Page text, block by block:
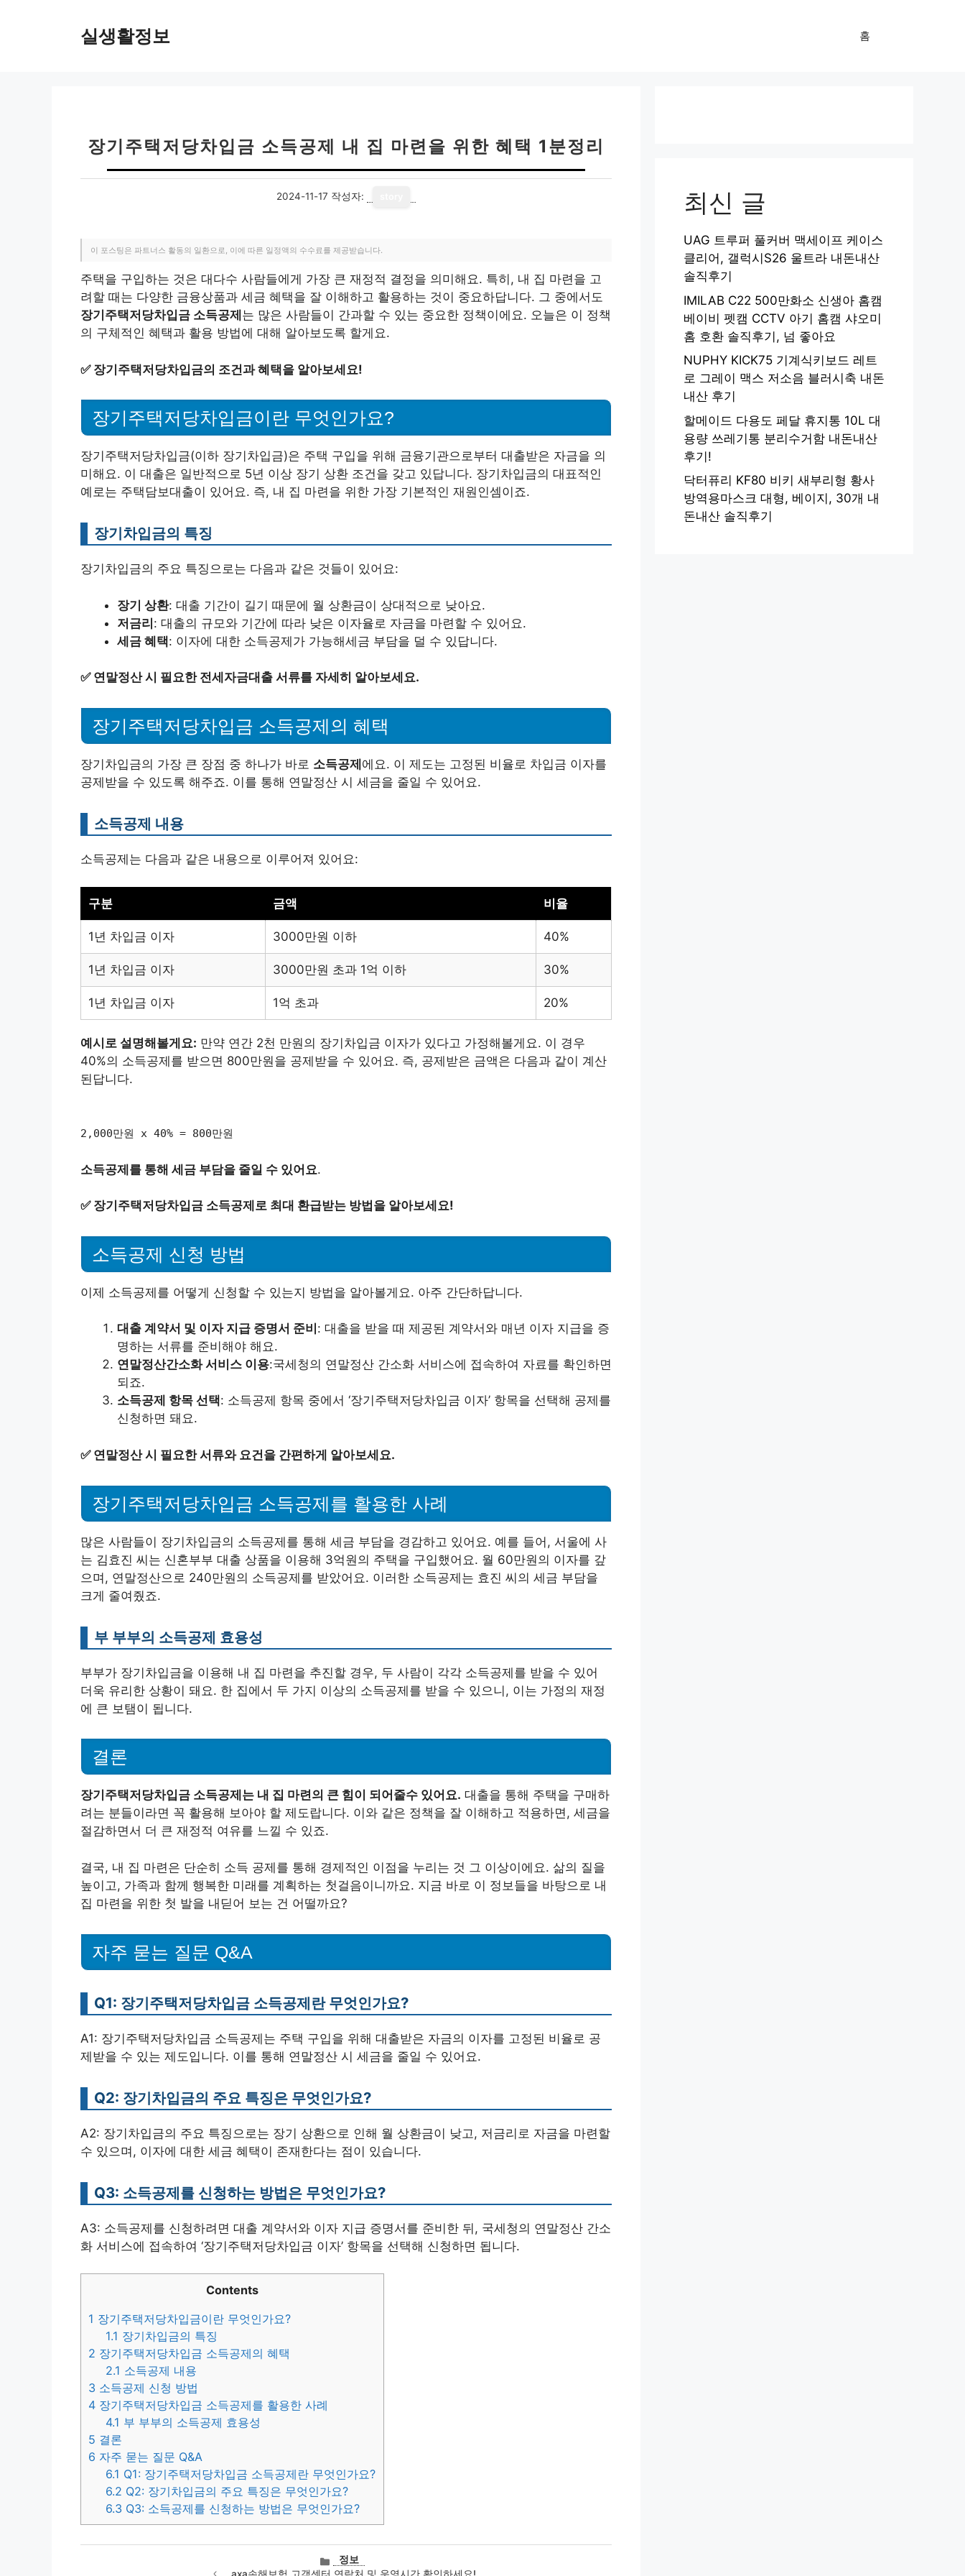
실생활정보 홈
장기주택저당차입금 소득공제 내 집 마련을 위한 혜택 1분정리
2024-11-17 작성자:
이 포스팅은 파트너스 활동의 일환으로, 이에 따른 일정액의 수수료를 제공받습니다.
주택을 구입하는 것은 대다수 사람들에게 가장 큰 재정적 결정을 의미해요. 특히, 내 집 마련을 고
려할 때는 다양한 금융상품과 세금 혜택을 잘 이해하고 활용하는 것이 중요하답니다. 그 중에서도
장기주택저당차입금 소득공제 는 많은 사람들이 간과할 수 있는 중요한 정책이에요. 오늘은 이 정책
의 구체적인 혜택과 활용 방법에 대해 알아보도록 할게요.
✅ 장기주택저당차입금의 조건과 혜택을 알아보세요!
장기주택저당차입금이란 무엇인가요?
장기주택저당차입금(이하 장기차입금)은 주택 구입을 위해 금융기관으로부터 대출받은 자금을 의
미해요. 이 대출은 일반적으로 5년 이상 장기 상환 조건을 갖고 있답니다. 장기차입금의 대표적인
예로는 주택담보대출이 있어요. 즉, 내 집 마련을 위한 가장 기본적인 재원인셈이죠.
장기차입금의 특징
장기차입금의 주요 특징으로는 다음과 같은 것들이 있어요:
장기 상환: 대출 기간이 길기 때문에 월 상환금이 상대적으로 낮아요.
저금리: 대출의 규모와 기간에 따라 낮은 이자율로 자금을 마련할 수 있어요.
세금 혜택: 이자에 대한 소득공제가 가능해세금 부담을 덜 수 있답니다.
✅ 연말정산 시 필요한 전세자금대출 서류를 자세히 알아보세요.
장기주택저당차입금 소득공제의 혜택
장기차입금의 가장 큰 장점 중 하나가 바로 소득공제 에요. 이 제도는 고정된 비율로 차입금 이자를
공제받을 수 있도록 해주죠. 이를 통해 연말정산 시 세금을 줄일 수 있어요.
소득공제 내용
소득공제는 다음과 같은 내용으로 이루어져 있어요:
구분 금액 비율
1년 차입금 이자 3000만원 이하 40%
1년 차입금 이자 3000만원 초과 1억 이하 30%
1년 차입금 이자 1억 초과 20%
예시로 설명해볼게요: 만약 연간 2천 만원의 장기차입금 이자가 있다고 가정해볼게요. 이 경우
40%의 소득공제를 받으면 800만원을 공제받을 수 있어요. 즉, 공제받은 금액은 다음과 같이 계산
된답니다.
2,000만원 x 40% = 800만원
소득공제를 통해 세금 부담을 줄일 수 있어요.
✅ 장기주택저당차입금 소득공제로 최대 환급받는 방법을 알아보세요!
소득공제 신청 방법
이제 소득공제를 어떻게 신청할 수 있는지 방법을 알아볼게요. 아주 간단하답니다.
대출 계약서 및 이자 지급 증명서 준비 : 대출을 받을 때 제공된 계약서와 매년 이자 지급을 증
명하는 서류를 준비해야 해요.
연말정산간소화 서비스 이용:국세청의 연말정산 간소화 서비스에 접속하여 자료를 확인하면
되죠.
소득공제 항목 선택: 소득공제 항목 중에서 ‘장기주택저당차입금 이자’ 항목을 선택해 공제를
신청하면 돼요.
✅ 연말정산 시 필요한 서류와 요건을 간편하게 알아보세요.
장기주택저당차입금 소득공제를 활용한 사례
많은 사람들이 장기차입금의 소득공제를 통해 세금 부담을 경감하고 있어요. 예를 들어, 서울에 사
는 김효진 씨는 신혼부부 대출 상품을 이용해 3억원의 주택을 구입했어요. 월 60만원의 이자를 갚
으며, 연말정산으로 240만원의 소득공제를 받았어요. 이러한 소득공제는 효진 씨의 세금 부담을
크게 줄여줬죠.
부 부부의 소득공제 효용성
부부가 장기차입금을 이용해 내 집 마련을 추진할 경우, 두 사람이 각각 소득공제를 받을 수 있어
더욱 유리한 상황이 돼요. 한 집에서 두 가지 이상의 소득공제를 받을 수 있으니, 이는 가정의 재정
에 큰 보탬이 됩니다.
결론
장기주택저당차입금 소득공제는 내 집 마련의 큰 힘이 되어줄수 있어요. 대출을 통해 주택을 구매하
려는 분들이라면 꼭 활용해 보아야 할 제도랍니다. 이와 같은 정책을 잘 이해하고 적용하면, 세금을
절감하면서 더 큰 재정적 여유를 느낄 수 있죠.
결국, 내 집 마련은 단순히 소득 공제를 통해 경제적인 이점을 누리는 것 그 이상이에요. 삶의 질을
높이고, 가족과 함께 행복한 미래를 계획하는 첫걸음이니까요. 지금 바로 이 정보들을 바탕으로 내
집 마련을 위한 첫 발을 내딛어 보는 건 어떨까요?
자주 묻는 질문 Q&A
Q1: 장기주택저당차입금 소득공제란 무엇인가요?
A1: 장기주택저당차입금 소득공제는 주택 구입을 위해 대출받은 자금의 이자를 고정된 비율로 공
제받을 수 있는 제도입니다. 이를 통해 연말정산 시 세금을 줄일 수 있어요.
Q2: 장기차입금의 주요 특징은 무엇인가요?
A2: 장기차입금의 주요 특징으로는 장기 상환으로 인해 월 상환금이 낮고, 저금리로 자금을 마련할
수 있으며, 이자에 대한 세금 혜택이 존재한다는 점이 있습니다.
Q3: 소득공제를 신청하는 방법은 무엇인가요?
A3: 소득공제를 신청하려면 대출 계약서와 이자 지급 증명서를 준비한 뒤, 국세청의 연말정산 간소
화 서비스에 접속하여 ‘장기주택저당차입금 이자’ 항목을 선택해 신청하면 됩니다.
Contents
1 장기주택저당차입금이란 무엇인가요?
1.1 장기차입금의 특징
2 장기주택저당차입금 소득공제의 혜택
2.1 소득공제 내용
3 소득공제 신청 방법
4 장기주택저당차입금 소득공제를 활용한 사례
4.1 부 부부의 소득공제 효용성
5 결론
6 자주 묻는 질문 Q&A
6.1 Q1: 장기주택저당차입금 소득공제란 무엇인가요?
6.2 Q2: 장기차입금의 주요 특징은 무엇인가요?
6.3 Q3: 소득공제를 신청하는 방법은 무엇인가요?
카
테
정보
최신 글
UAG 트루퍼 풀커버 맥세이프 케이스
클리어, 갤럭시S26 울트라 내돈내산
솔직후기
IMILAB C22 500만화소 신생아 홈캠
베이비 펫캠 CCTV 아기 홈캠 샤오미
홈 호환 솔직후기, 넘 좋아요
NUPHY KICK75 기계식키보드 레트
로 그레이 맥스 저소음 블러시축 내돈
내산 후기
할메이드 다용도 페달 휴지통 10L 대
용량 쓰레기통 분리수거함 내돈내산
후기!
닥터퓨리 KF80 비키 새부리형 황사
방역용마스크 대형, 베이지, 30개 내
돈내산 솔직후기